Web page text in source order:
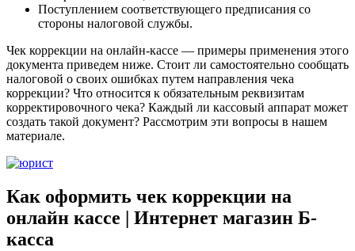
Поступлением соответствующего предписания со
стороны налоговой службы.
Чек коррекции на онлайн-кассе — примеры применения этого
документа приведем ниже. Стоит ли самостоятельно сообщать
налоговой о своих ошибках путем направления чека
коррекции? Что относится к обязательным реквизитам
корректировочного чека? Каждый ли кассовый аппарат может
создать такой документ? Рассмотрим эти вопросы в нашем
материале.
Как оформить чек коррекции на
онлайн кассе | Интернет магазин Б-
касса